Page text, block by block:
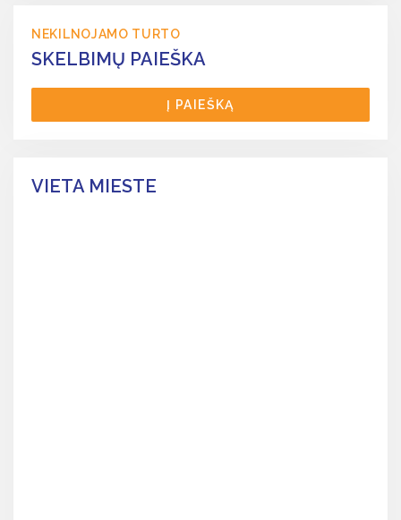
NEKILNOJAMO TURTO
SKELBIMŲ PAIEŠKA
Į PAIEŠKĄ
VIETA MIESTE